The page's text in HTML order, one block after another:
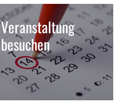
Veranstaltung
besuchen